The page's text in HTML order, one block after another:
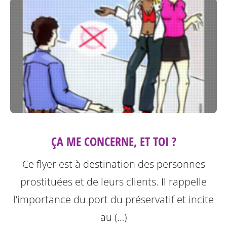
ÇA ME CONCERNE, ET TOI ?
Ce flyer est à destination des personnes
prostituées et de leurs clients. Il rappelle
l’importance du port du préservatif et incite
au (…)